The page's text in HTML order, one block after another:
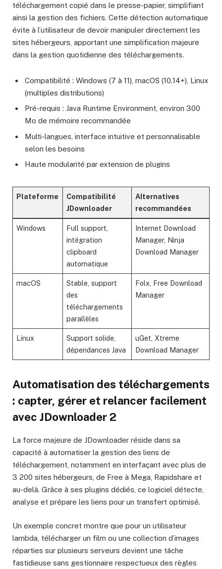
téléchargement copié dans le presse-papier, simplifiant
ainsi la gestion des fichiers. Cette détection automatique
évite à l’utilisateur de devoir manipuler directement les
sites hébergeurs, apportant une simplification majeure
dans la gestion quotidienne des téléchargements.
Compatibilité : Windows (7 à 11), macOS (10.14+), Linux
(multiples distributions)
Pré-requis : Java Runtime Environment, environ 300
Mo de mémoire recommandée
Multi-langues, interface intuitive et personnalisable
selon les besoins
Haute modularité par extension de plugins
Plateforme
Compatibilité
JDownloader
Alternatives
recommandées
Windows
Full support,
intégration
clipboard
automatique
Internet Download
Manager, Ninja
Download Manager
macOS
Stable, support
des
téléchargements
parallèles
Folx, Free Download
Manager
Linux
Support solide,
dépendances Java
uGet, Xtreme
Download Manager
Automatisation des téléchargements
: capter, gérer et relancer facilement
avec JDownloader 2
La force majeure de JDownloader réside dans sa
capacité à automatiser la gestion des liens de
téléchargement, notamment en interfaçant avec plus de
3 200 sites hébergeurs, de Free à Mega, Rapidshare et
au-delà. Grâce à ses plugins dédiés, ce logiciel détecte,
analyse et prépare les liens pour un transfert optimisé.
Un exemple concret montre que pour un utilisateur
lambda, télécharger un film ou une collection d’images
réparties sur plusieurs serveurs devient une tâche
fastidieuse sans gestionnaire respectueux des règles